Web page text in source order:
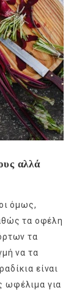
αλλά
όμως,
τα οφέλη
τα
να τα
είναι
ωφέλιμα για